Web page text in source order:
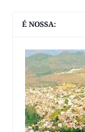
É NOSSA: